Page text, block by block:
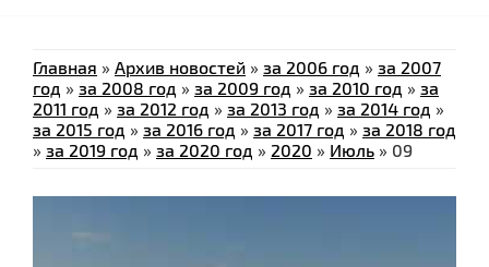
Главная » Архив новостей » за 2006 год » за 2007
год » за 2008 год » за 2009 год » за 2010 год » за
2011 год » за 2012 год » за 2013 год » за 2014 год »
за 2015 год » за 2016 год » за 2017 год » за 2018 год
» за 2019 год » за 2020 год » 2020 » Июль » 09